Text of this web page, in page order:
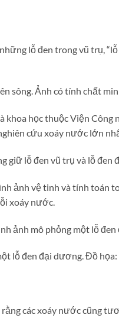
lỗ đen trong vũ trụ,
sông. Ảnh có tính chất
khoa học thuộc Viện
cứu xoáy nước lớn
giữ lỗ đen vũ trụ và lỗ đen
ảnh vệ tinh và tính toán
xoáy nước.
lỗ đen đại dương. Đồ
các xoáy nước cũng